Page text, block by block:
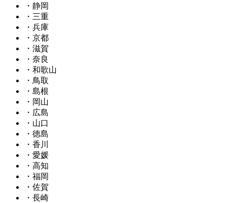
・静岡
・三重
・兵庫
・京都
・滋賀
・奈良
・和歌山
・鳥取
・島根
・岡山
・広島
・山口
・徳島
・香川
・愛媛
・高知
・福岡
・佐賀
・長崎